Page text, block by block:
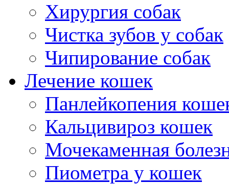
Хирургия собак
Чистка зубов у собак
Чипирование собак
Лечение кошек
Панлейкопения
Кальцивироз кошек
Мочекаменная
Пиометра у кошек